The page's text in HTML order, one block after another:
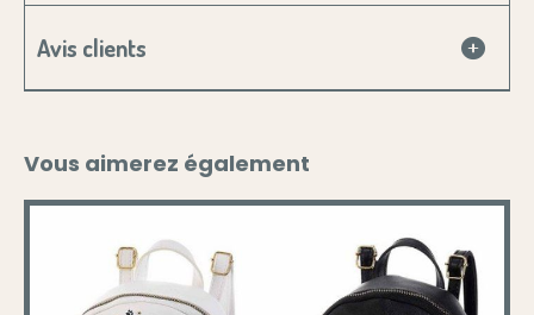
Avis clients
Vous aimerez également